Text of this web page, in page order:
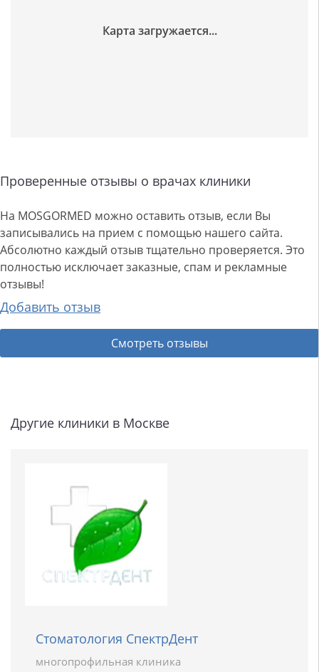
Проверенные отзывы о врачах клиники
На MOSGORMED можно оставить отзыв, если Вы
записывались на прием с помощью нашего сайта.
Абсолютно каждый отзыв тщательно проверяется. Это
полностью исключает заказные, спам и рекламные
отзывы!
Добавить отзыв
Смотреть отзывы
Другие клиники в Москве
Стоматология СпектрДент
многопрофильная клиника